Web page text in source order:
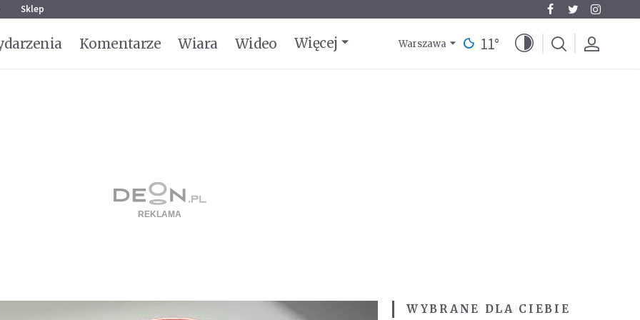
Sklep
Komentarze Wiara Wideo Więcej Warszawa 11°
WYBRANE DLA CIEBIE